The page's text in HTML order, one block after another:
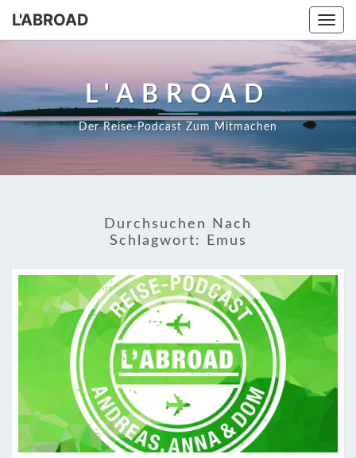
Skip
L'ABROAD
L'ABROAD
Der Reise-Podcast Zum Mitmachen
Durchsuchen Nach
Schlagwort:
Emus